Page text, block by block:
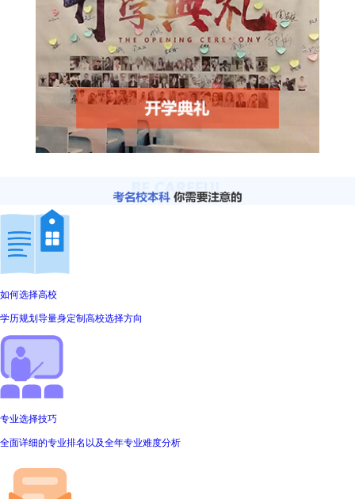
如何选择高校
学历规划导量身定制高校选择方向
专业选择技巧
全面详细的专业排名以及全年专业难度分析